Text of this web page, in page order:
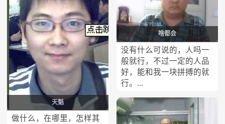
天魁
做什么，在哪里，怎样其
啥都会
没有什么可说的，人吗一
般就行，不过一定的人品
好，能和我一块拼搏的就
行。...